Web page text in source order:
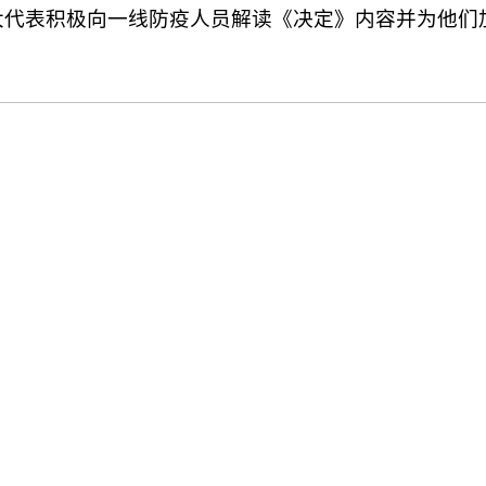
表积极向一线防疫人员解读《决定》内容并为他们